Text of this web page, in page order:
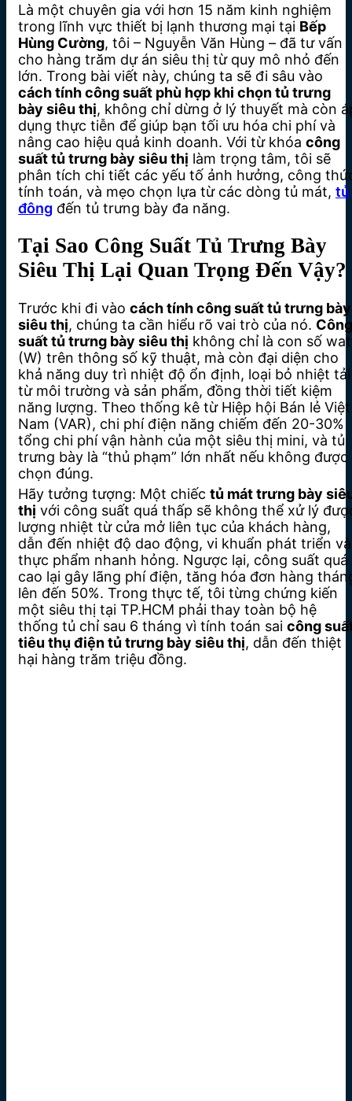
Là một chuyên gia với hơn 15 năm kinh nghiệm
trong lĩnh vực thiết bị lạnh thương mại tại Bếp
Hùng Cường, tôi – Nguyễn Văn Hùng – đã tư vấn
cho hàng trăm dự án siêu thị từ quy mô nhỏ đến
lớn. Trong bài viết này, chúng ta sẽ đi sâu vào
cách tính công suất phù hợp khi chọn tủ trưng
bày siêu thị, không chỉ dừng ở lý thuyết mà còn
dụng thực tiễn để giúp bạn tối ưu hóa chi phí và
nâng cao hiệu quả kinh doanh. Với từ khóa công
suất tủ trưng bày siêu thị làm trọng tâm, tôi sẽ
phân tích chi tiết các yếu tố ảnh hưởng, công
tính toán, và mẹo chọn lựa từ các dòng tủ mát, tủ
đông đến tủ trưng bày đa năng.
Tại Sao Công Suất Tủ Trưng Bày
Siêu Thị Lại Quan Trọng Đến Vậy?
Trước khi đi vào cách tính công suất tủ trưng bày
siêu thị, chúng ta cần hiểu rõ vai trò của nó. Công
suất tủ trưng bày siêu thị không chỉ là con số
(W) trên thông số kỹ thuật, mà còn đại diện cho
khả năng duy trì nhiệt độ ổn định, loại bỏ nhiệt tải
từ môi trường và sản phẩm, đồng thời tiết kiệm
năng lượng. Theo thống kê từ Hiệp hội Bán lẻ Việt
Nam (VAR), chi phí điện năng chiếm đến 20-30%
tổng chi phí vận hành của một siêu thị mini, và tủ
trưng bày là “thủ phạm” lớn nhất nếu không được
chọn đúng.
Hãy tưởng tượng: Một chiếc tủ mát trưng bày
thị với công suất quá thấp sẽ không thể xử lý
lượng nhiệt từ cửa mở liên tục của khách hàng,
dẫn đến nhiệt độ dao động, vi khuẩn phát triển và
thực phẩm nhanh hỏng. Ngược lại, công suất quá
cao lại gây lãng phí điện, tăng hóa đơn hàng
lên đến 50%. Trong thực tế, tôi từng chứng kiến
một siêu thị tại TP.HCM phải thay toàn bộ hệ
thống tủ chỉ sau 6 tháng vì tính toán sai công
tiêu thụ điện tủ trưng bày siêu thị, dẫn đến thiệt
hại hàng trăm triệu đồng.